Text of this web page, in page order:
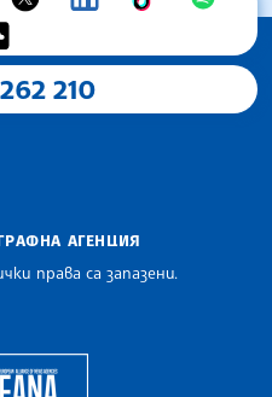
210
АГЕНЦИЯ
права са запазени.
of the Balkan News Agencies